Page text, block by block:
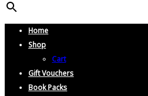
Home
Shop
Cart
Gift Vouchers
Book Packs